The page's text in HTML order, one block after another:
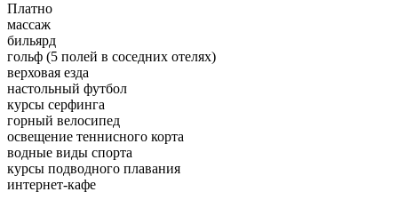
Платно
массаж
бильярд
гольф (5 полей в соседних отелях)
верховая езда
настольный футбол
курсы серфинга
горный велосипед
освещение теннисного корта
водные виды спорта
курсы подводного плавания
интернет-кафе